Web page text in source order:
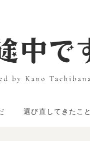
選び直してきたこ